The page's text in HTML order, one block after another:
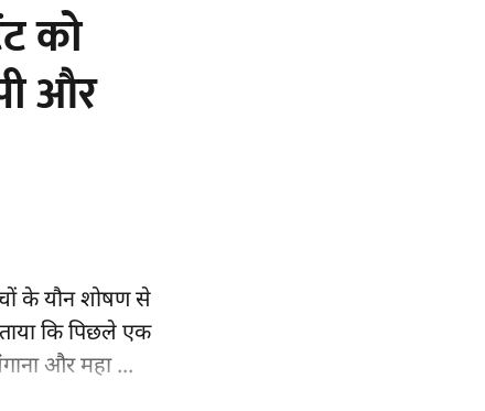
को
और
के यौन शोषण से
कि पिछले एक
और महा ...